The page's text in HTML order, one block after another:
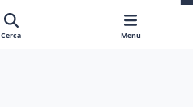
Cerca Menu